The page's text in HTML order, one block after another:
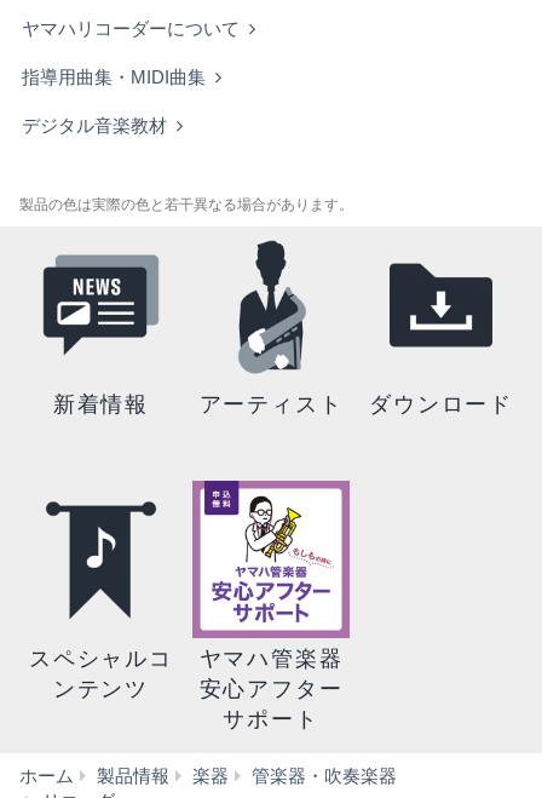
ヤマハリコーダーについて
指導用曲集・MIDI曲集
デジタル音楽教材
製品の色は実際の色と若干異なる場合があります。
新着情報 アーティスト ダウンロード
スペシャルコ
ンテンツ
ヤマハ管楽器
安心アフター
サポート
ホーム 製品情報 楽器
管楽器・吹奏楽器